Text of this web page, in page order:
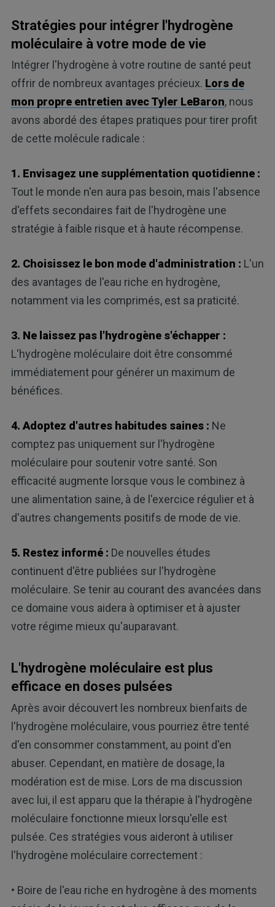
Stratégies pour intégrer l'hydrogène
moléculaire à votre mode de vie
Intégrer l'hydrogène à votre routine de santé peut
offrir de nombreux avantages précieux. Lors de
mon propre entretien avec Tyler LeBaron, nous
avons abordé des étapes pratiques pour tirer profit
de cette molécule radicale :
1. Envisagez une supplémentation quotidienne :
Tout le monde n'en aura pas besoin, mais l'absence
d'effets secondaires fait de l'hydrogène une
stratégie à faible risque et à haute récompense.
2. Choisissez le bon mode d'administration : L'un
des avantages de l'eau riche en hydrogène,
notamment via les comprimés, est sa praticité.
3. Ne laissez pas l'hydrogène s'échapper :
L'hydrogène moléculaire doit être consommé
immédiatement pour générer un maximum de
bénéfices.
4. Adoptez d'autres habitudes saines : Ne
comptez pas uniquement sur l'hydrogène
moléculaire pour soutenir votre santé. Son
efficacité augmente lorsque vous le combinez à
une alimentation saine, à de l'exercice régulier et à
d'autres changements positifs de mode de vie.
5. Restez informé : De nouvelles études
continuent d'être publiées sur l'hydrogène
moléculaire. Se tenir au courant des avancées dans
ce domaine vous aidera à optimiser et à ajuster
votre régime mieux qu'auparavant.
L'hydrogène moléculaire est plus
efficace en doses pulsées
Après avoir découvert les nombreux bienfaits de
l'hydrogène moléculaire, vous pourriez être tenté
d'en consommer constamment, au point d'en
abuser. Cependant, en matière de dosage, la
modération est de mise. Lors de ma discussion
avec lui, il est apparu que la thérapie à l'hydrogène
moléculaire fonctionne mieux lorsqu'elle est
pulsée. Ces stratégies vous aideront à utiliser
l'hydrogène moléculaire correctement :
• Boire de l'eau riche en hydrogène à des moments